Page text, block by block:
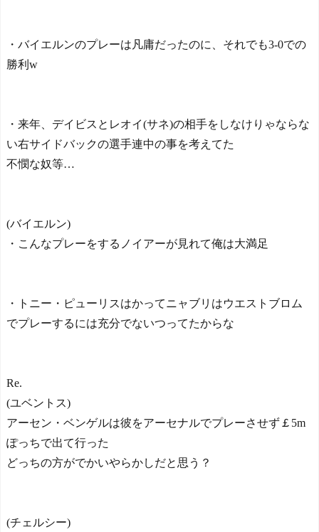
・バイエルンのプレーは凡庸だったのに、それでも3-0での
勝利w
・来年、デイビスとレオイ(サネ)の相手をしなけりゃならな
い右サイドバックの選手連中の事を考えてた
不憫な奴等…
(バイエルン)
・こんなプレーをするノイアーが見れて俺は大満足
・トニー・ピューリスはかってニャブリはウエストブロム
でプレーするには充分でないつってたからな
Re.
(ユベントス)
アーセン・ベンゲルは彼をアーセナルでプレーさせず￡5m
ぽっちで出て行った
どっちの方がでかいやらかしだと思う？
(チェルシー)